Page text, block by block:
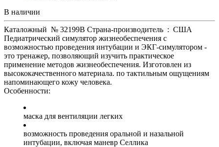
В наличии
Каталожный № 32199В Страна-производитель : США
Педиатрический симулятор жизнеобеспечения с
возможностью проведения интубации и ЭКГ-симулятором -
это тренажер, позволяющий изучить практическое
применение методов жизнеобеспечения. Изготовлен из
высококачественного материала. по тактильным ощущениям
напоминающего кожу человека.
Особенности:
маска для вентиляции легких
возможность проведения оральной и назальной
интубации, включая маневр Селлика